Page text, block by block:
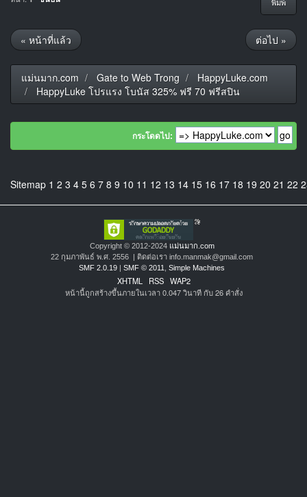
« หน้าที่แล้ว ต่อไป »
แม่นมาก.com Gate to Web Trong
HappyLuke.com
HappyLuke โปรแรง โบนัส 325% ฟรี 70 ฟรีสปิน
กระโดดไป:
Sitemap 1 2 3 4 5 6 7 8 9 10 11 12 13 14 15 16 17 18 19 20 21 22
Copyright © 2012-2024 แม่นมาก.com
22 กุมภาพันธ์ พ.ศ. 2556 | ติดต่อเรา info.manmak@gmail.com
SMF 2.0.19 | SMF © 2011 Simple Machines
XHTML RSS WAP2
หน้านี้ถูกสร้างขึ้นภายในเวลา 0.047 วินาที กับ 26 คำสั่ง